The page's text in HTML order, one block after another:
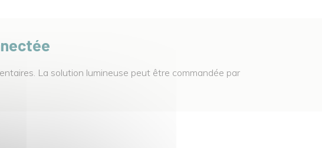
La solution lumineuse peut être commandée par